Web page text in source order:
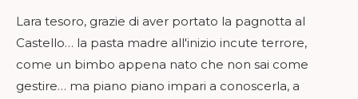
Lara tesoro, grazie di aver portato la pagnotta al
Castello… la pasta madre all'inizio incute terrore,
come un bimbo appena nato che non sai come
gestire… ma piano piano impari a conoscerla, a